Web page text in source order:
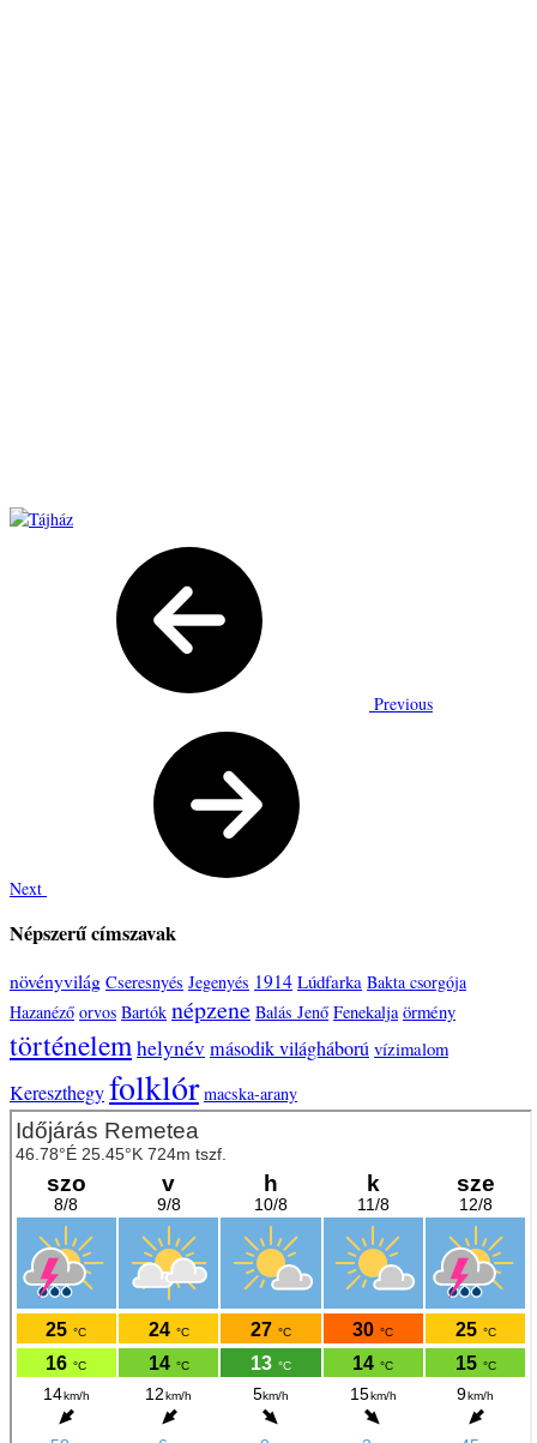
Previous
Next
Népszerű címszavak
növényvilág Cseresnyés Jegenyés 1914 Lúdfarka Bakta csorgója
Hazanéző orvos Bartók népzene Balás Jenő Fenekalja örmény
történelemhelynévmásodik világháború vízimalom
Kereszthegyfolklór macska-arany